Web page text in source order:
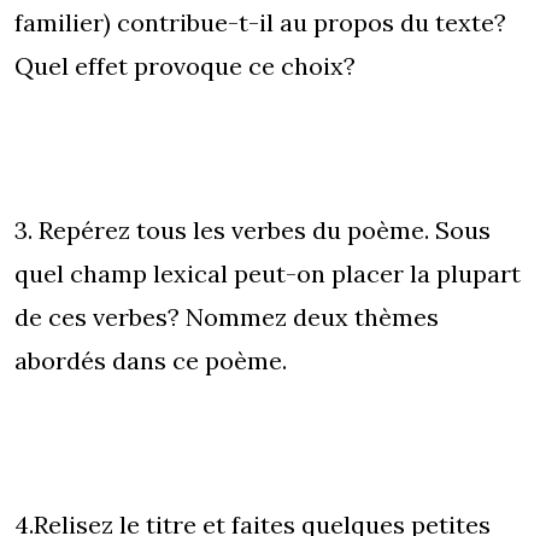
familier) contribue-t-il au propos du texte?
Quel effet provoque ce choix?
3. Repérez tous les verbes du poème. Sous
quel champ lexical peut-on placer la plupart
de ces verbes? Nommez deux thèmes
abordés dans ce poème.
4.Relisez le titre et faites quelques petites